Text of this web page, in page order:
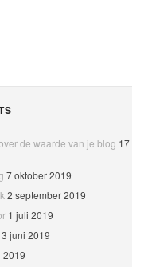
de waarde van je blog 17
7 oktober 2019
2 september 2019
1 juli 2019
3 juni 2019
2019